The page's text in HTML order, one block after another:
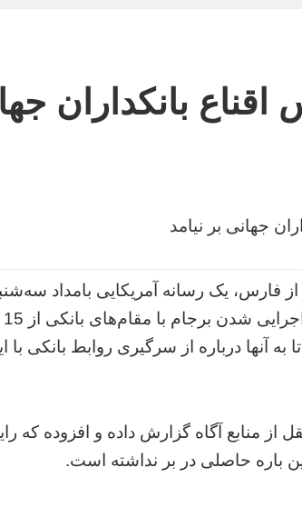
اقناع بانکداران
جهانی بر نیامد
فارس، یک رسانه آمریکایی بامداد
به آنها درباره از سرگیری روابط بانکی با
نقل از منابع آگاه گزارش داده و افزوده که
باره حاصلی در بر نداشته است.